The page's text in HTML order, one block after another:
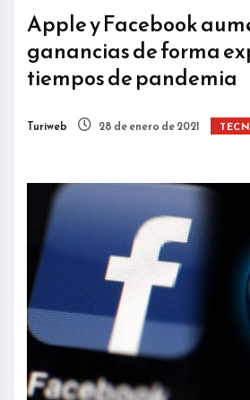
Apple y Facebook
ganancias de forma
tiempos de pandemia
Turiweb 28 de enero de 2021